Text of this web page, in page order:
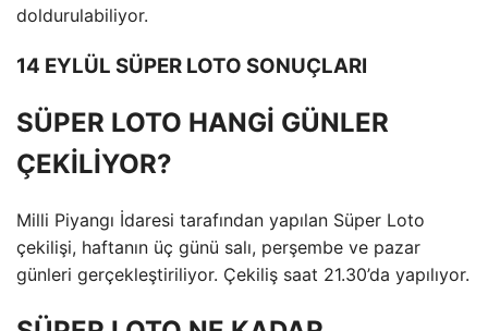
doldurulabiliyor.
14 EYLÜL SÜPER LOTO SONUÇLARI
SÜPER LOTO HANGİ GÜNLER
ÇEKİLİYOR?
Milli Piyangı İdaresi tarafından yapılan Süper Loto
çekilişi, haftanın üç günü salı, perşembe ve pazar
günleri gerçekleştiriliyor. Çekiliş saat 21.30’da yapılıyor.